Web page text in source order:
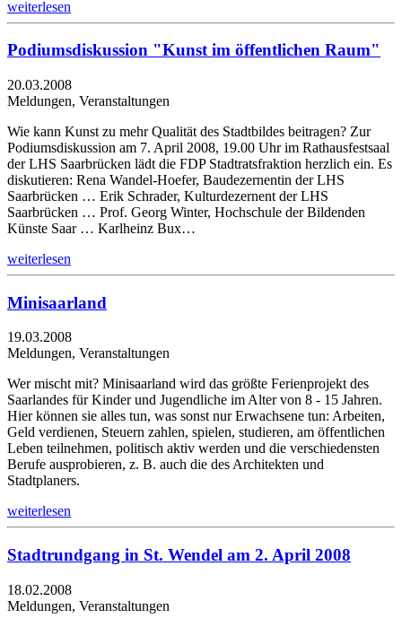
weiterlesen
Podiumsdiskussion "Kunst im öffentlichen Raum"
20.03.2008
Meldungen, Veranstaltungen
Wie kann Kunst zu mehr Qualität des Stadtbildes beitragen? Zur
Podiumsdiskussion am 7. April 2008, 19.00 Uhr im Rathausfestsaal
der LHS Saarbrücken lädt die FDP Stadtratsfraktion herzlich ein. Es
diskutieren: Rena Wandel-Hoefer, Baudezernentin der LHS
Saarbrücken … Erik Schrader, Kulturdezernent der LHS
Saarbrücken … Prof. Georg Winter, Hochschule der Bildenden
Künste Saar … Karlheinz Bux…
weiterlesen
Minisaarland
19.03.2008
Meldungen, Veranstaltungen
Wer mischt mit? Minisaarland wird das größte Ferienprojekt des
Saarlandes für Kinder und Jugendliche im Alter von 8 - 15 Jahren.
Hier können sie alles tun, was sonst nur Erwachsene tun: Arbeiten,
Geld verdienen, Steuern zahlen, spielen, studieren, am öffentlichen
Leben teilnehmen, politisch aktiv werden und die verschiedensten
Berufe ausprobieren, z. B. auch die des Architekten und
Stadtplaners.
weiterlesen
Stadtrundgang in St. Wendel am 2. April 2008
18.02.2008
Meldungen, Veranstaltungen